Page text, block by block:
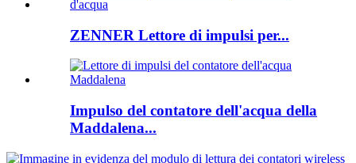
ZENNER Lettore di impulsi per...
Impulso del contatore dell'acqua della
Maddalena...